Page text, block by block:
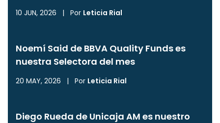
10 JUN, 2026 | Por Leticia Rial
Noemí Said de BBVA Quality Funds es
nuestra Selectora del mes
20 MAY, 2026 | Por Leticia Rial
Diego Rueda de Unicaja AM es nuestro